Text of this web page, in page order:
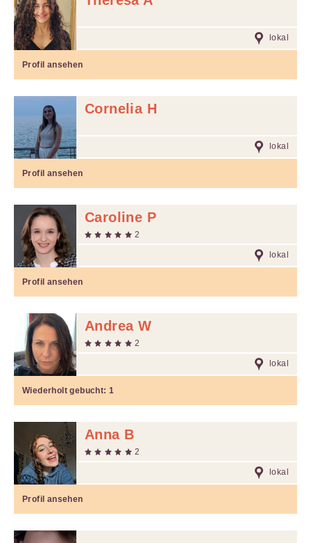
lokal
Profil ansehen
Cornelia H
lokal
Profil ansehen
Caroline P
2
lokal
Profil ansehen
Andrea W
2
lokal
Wiederholt gebucht:1
Anna B
2
lokal
Profil ansehen